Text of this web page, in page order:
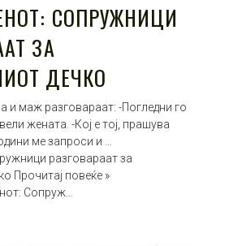
СОПРУЖНИЦИ
ЗА
ДЕЧКО
и маж разговараат: -Погледни го
жената. -Кој е тој, прашува
ме запроси и …
разговараат за
Прочитај повеќе »
Сопруж…